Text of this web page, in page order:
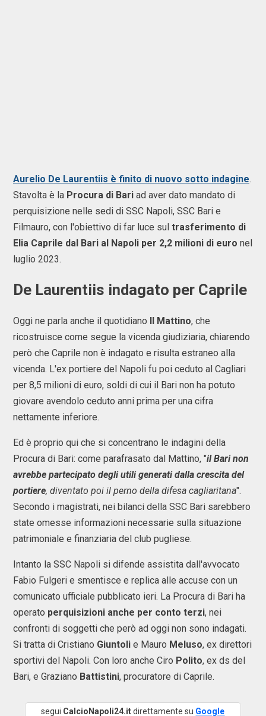
Aurelio De Laurentiis è finito di nuovo sotto indagine.
Stavolta è la Procura di Bari ad aver dato mandato di
perquisizione nelle sedi di SSC Napoli, SSC Bari e
Filmauro, con l'obiettivo di far luce sul trasferimento di
Elia Caprile dal Bari al Napoli per 2,2 milioni di euro nel
luglio 2023.
De Laurentiis indagato per Caprile
Oggi ne parla anche il quotidiano Il Mattino, che
ricostruisce come segue la vicenda giudiziaria, chiarendo
però che Caprile non è indagato e risulta estraneo alla
vicenda. L'ex portiere del Napoli fu poi ceduto al Cagliari
per 8,5 milioni di euro, soldi di cui il Bari non ha potuto
giovare avendolo ceduto anni prima per una cifra
nettamente inferiore.
Ed è proprio qui che si concentrano le indagini della
Procura di Bari: come parafrasato dal Mattino, "il Bari non
avrebbe partecipato degli utili generati dalla crescita del
portiere, diventato poi il perno della difesa cagliaritana".
Secondo i magistrati, nei bilanci della SSC Bari sarebbero
state omesse informazioni necessarie sulla situazione
patrimoniale e finanziaria del club pugliese.
Intanto la SSC Napoli si difende assistita dall'avvocato
Fabio Fulgeri e smentisce e replica alle accuse con un
comunicato ufficiale pubblicato ieri. La Procura di Bari ha
operato perquisizioni anche per conto terzi, nei
confronti di soggetti che però ad oggi non sono indagati.
Si tratta di Cristiano Giuntoli e Mauro Meluso, ex direttori
sportivi del Napoli. Con loro anche Ciro Polito, ex ds del
Bari, e Graziano Battistini, procuratore di Caprile.
segui CalcioNapoli24.itdirettamente su Google